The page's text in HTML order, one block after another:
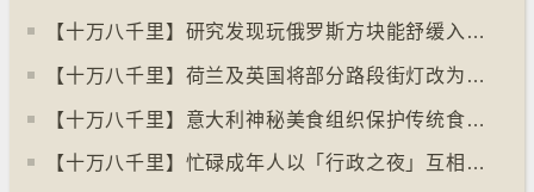
【十万八千里】研究发现玩俄罗斯方块能舒缓入侵性创伤后遗症
【十万八千里】荷兰及英国将部分路段街灯改为红色
【十万八千里】意大利神秘美食组织保护传统食物、烹饪方法和菜肴
【十万八千里】忙碌成年人以「行政之夜」互相督促完成搁置私务